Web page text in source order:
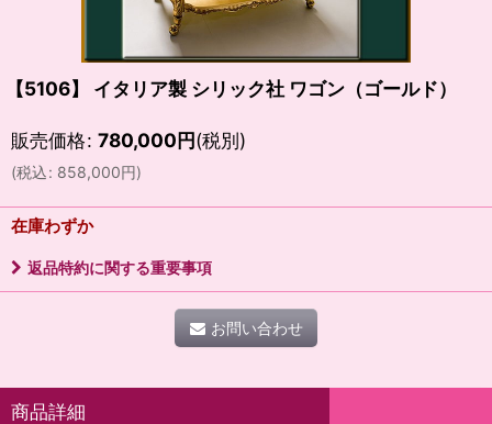
【5106】 イタリア製 シリック社 ワゴン（ゴールド）
販売価格: 780,000円(税別)
(税込: 858,000円)
在庫わずか
返品特約に関する重要事項
お問い合わせ
商品詳細